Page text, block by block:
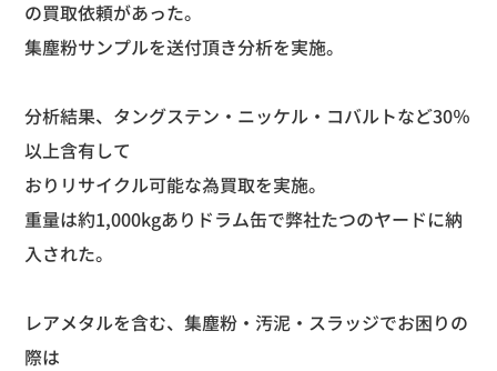
の買取依頼があった。
集塵粉サンプルを送付頂き分析を実施。
分析結果、タングステン・ニッケル・コバルトなど30％
以上含有して
おりリサイクル可能な為買取を実施。
重量は約1,000kgありドラム缶で弊社たつのヤードに納
入された。
レアメタルを含む、集塵粉・汚泥・スラッジでお困りの
際は